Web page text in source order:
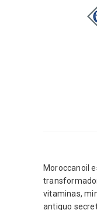
Moroccanoil
vitaminas,
antiguo